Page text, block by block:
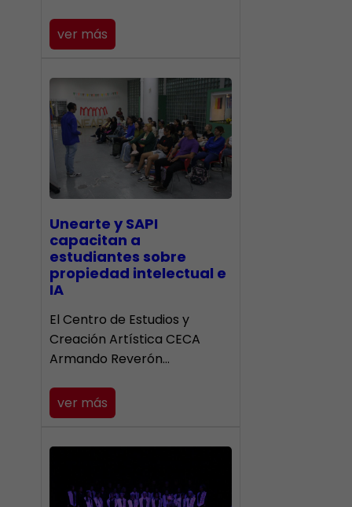
ver más
Unearte y SAPI
capacitan a
estudiantes sobre
propiedad intelectual e
IA
El Centro de Estudios y
Creación Artística CECA
Armando Reverón…
ver más